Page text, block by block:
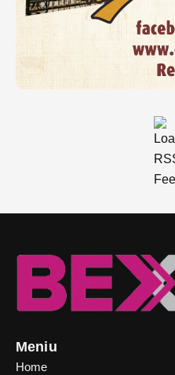
Meniu
Home